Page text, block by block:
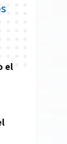
el